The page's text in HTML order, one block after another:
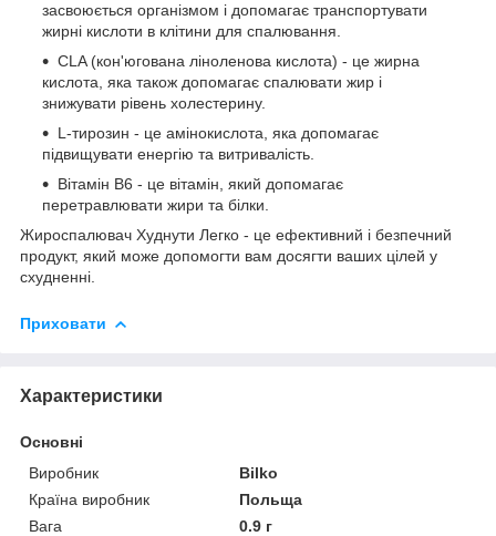
засвоюється організмом і допомагає транспортувати
жирні кислоти в клітини для спалювання.
CLA (кон'югована ліноленова кислота) - це жирна
кислота, яка також допомагає спалювати жир і
знижувати рівень холестерину.
L-тирозин - це амінокислота, яка допомагає
підвищувати енергію та витривалість.
Вітамін В6 - це вітамін, який допомагає
перетравлювати жири та білки.
Жироспалювач Худнути Легко - це ефективний і безпечний
продукт, який може допомогти вам досягти ваших цілей у
схудненні.
Приховати
Характеристики
Основні
Виробник
Bilko
Країна виробник
Польща
Вага
0.9 г